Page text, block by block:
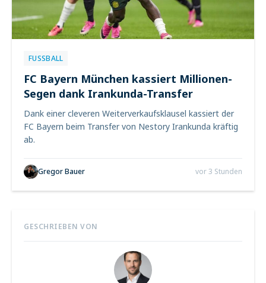
FUSSBALL
FC Bayern München kassiert Millionen-
Segen dank Irankunda-Transfer
Dank einer cleveren Weiterverkaufsklausel kassiert der
FC Bayern beim Transfer von Nestory Irankunda kräftig
ab.
Gregor Bauer vor 3 Stunden
GESCHRIEBEN VON